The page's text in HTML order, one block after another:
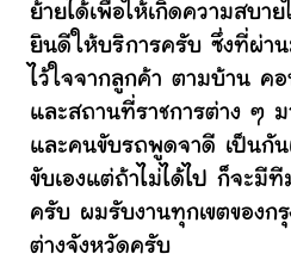
ย้ายได้เพื่อให้เกิดความสบา
ยินดีให้บริการครับ ซึ่งที่ผ่าน
ไว้ใจจากลูกค้า ตามบ้าน ค
และสถานที่ราชการต่าง ๆ
และคนขับรถพูดจาดี เป็นกั
ขับเองแต่ถ้าไม่ได้ไป ก็จะมี
ครับ ผมรับงานทุกเขตของ
ต่างจังหวัดครับ